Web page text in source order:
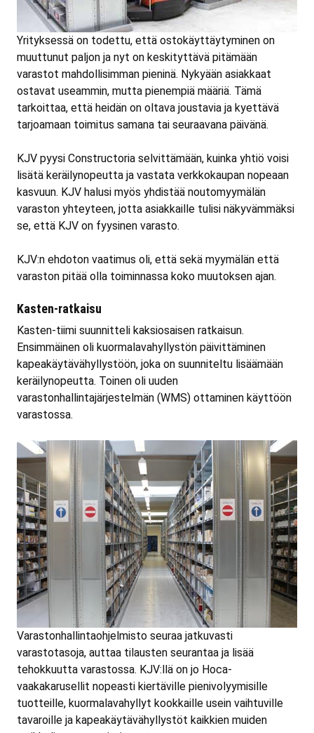
Yrityksessä on todettu, että ostokäyttäytyminen on
muuttunut paljon ja nyt on keskityttävä pitämään
varastot mahdollisimman pieninä. Nykyään asiakkaat
ostavat useammin, mutta pienempiä määriä. Tämä
tarkoittaa, että heidän on oltava joustavia ja kyettävä
tarjoamaan toimitus samana tai seuraavana päivänä.
KJV pyysi Constructoria selvittämään, kuinka yhtiö voisi
lisätä keräilynopeutta ja vastata verkkokaupan nopeaan
kasvuun. KJV halusi myös yhdistää noutomyymälän
varaston yhteyteen, jotta asiakkaille tulisi näkyvämmäksi
se, että KJV on fyysinen varasto.
KJV:n ehdoton vaatimus oli, että sekä myymälän että
varaston pitää olla toiminnassa koko muutoksen ajan.
Kasten-ratkaisu
Kasten-tiimi suunnitteli kaksiosaisen ratkaisun.
Ensimmäinen oli kuormalavahyllystön päivittäminen
kapeakäytävähyllystöön, joka on suunniteltu lisäämään
keräilynopeutta. Toinen oli uuden
varastonhallintajärjestelmän (WMS) ottaminen käyttöön
varastossa.
Varastonhallintaohjelmisto seuraa jatkuvasti
varastotasoja, auttaa tilausten seurantaa ja lisää
tehokkuutta varastossa. KJV:llä on jo Hoca-
vaakakarusellit nopeasti kiertäville pienivolyymisille
tuotteille, kuormalavahyllyt kookkaille usein vaihtuville
tavaroille ja kapeakäytävähyllystöt kaikkien muiden